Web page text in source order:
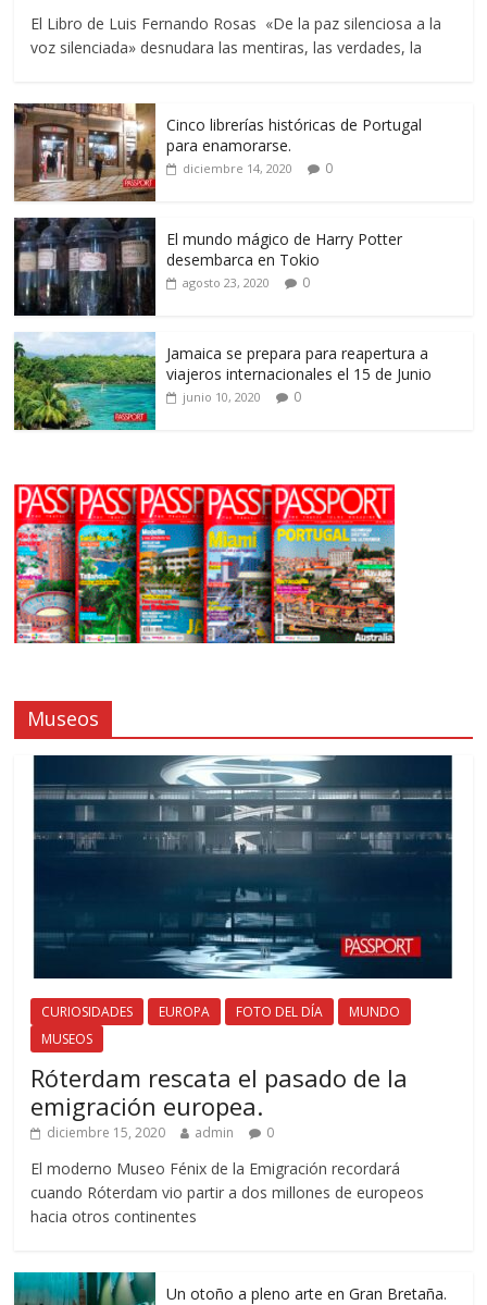
El Libro de Luis Fernando Rosas «De la paz silenciosa a la
voz silenciada» desnudara las mentiras, las verdades, la
Cinco librerías históricas de Portugal
para enamorarse.
diciembre 14, 2020 0
El mundo mágico de Harry Potter
desembarca en Tokio
agosto 23, 2020 0
Jamaica se prepara para reapertura a
viajeros internacionales el 15 de Junio
junio 10, 2020 0
Museos
CURIOSIDADES EUROPA FOTO DEL DÍA
MUNDO
MUSEOS
Róterdam rescata el pasado de la
emigración europea.
diciembre 15, 2020 admin 0
El moderno Museo Fénix de la Emigración recordará
cuando Róterdam vio partir a dos millones de europeos
hacia otros continentes
Un otoño a pleno arte en Gran Bretaña.